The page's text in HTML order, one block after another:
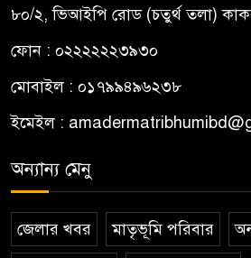
৮০/২, ভিআইপি রোড (চতুর্থ তলা)
ফোন : ০২২২২২২৩৯৩০
মোবাইল : ০১৭৯৯৪৯৬২৩৮
ইমেইল :
অন্যান্য মেনু
জেলার খবর মাতৃভূমি পরিবার